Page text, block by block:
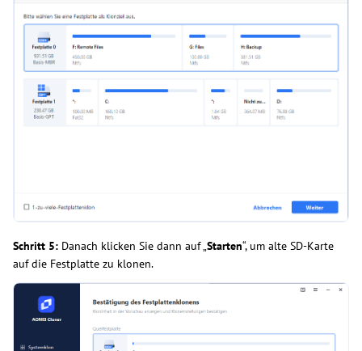
Schritt 5: Danach klicken Sie dann auf „Starten“, um alte SD-Karte
auf die Festplatte zu klonen.